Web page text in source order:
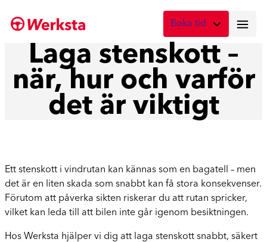
till
Boka tid
Vad önskar du att boka?
Digital skadebesiktning
Fota skadan med mobilen
Lagning av stenskott
Boka reparation av vindruta
Laga stenskott –
när, hur och varför
det är viktigt
Ett stenskott i vindrutan kan kännas som en bagatell – men
det är en liten skada som snabbt kan få stora konsekvenser.
Förutom att påverka sikten riskerar du att rutan spricker,
vilket kan leda till att bilen inte går igenom besiktningen.
Hos Werksta hjälper vi dig att laga stenskott snabbt, säkert